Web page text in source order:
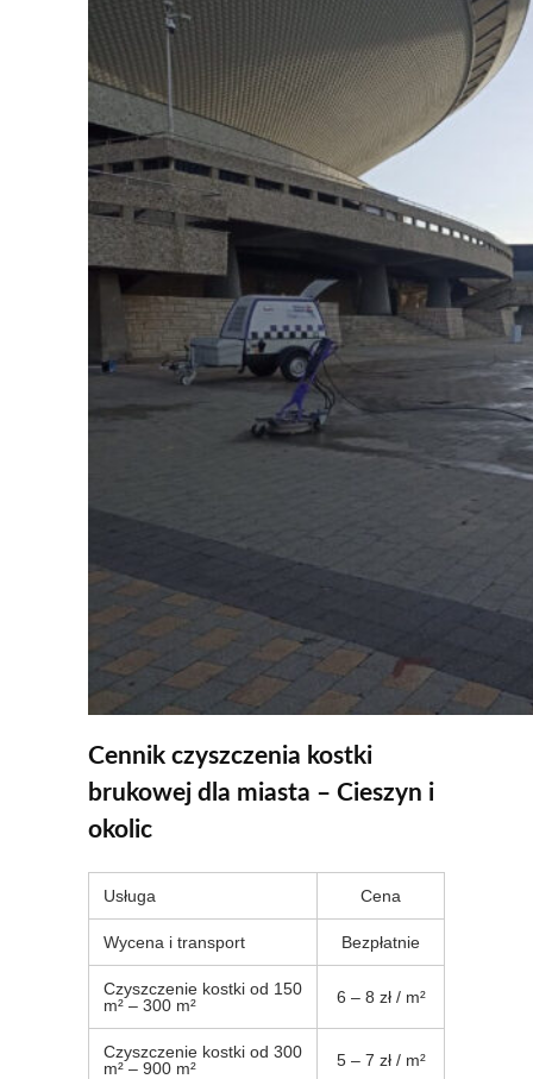
Cennik czyszczenia kostki
brukowej dla miasta – Cieszyn i
okolic
Usługa Cena
Wycena i transport Bezpłatnie
Czyszczenie kostki od 150
m² – 300 m²
6 – 8 zł / m²
Czyszczenie kostki od 300
m² – 900 m²
5 – 7 zł / m²